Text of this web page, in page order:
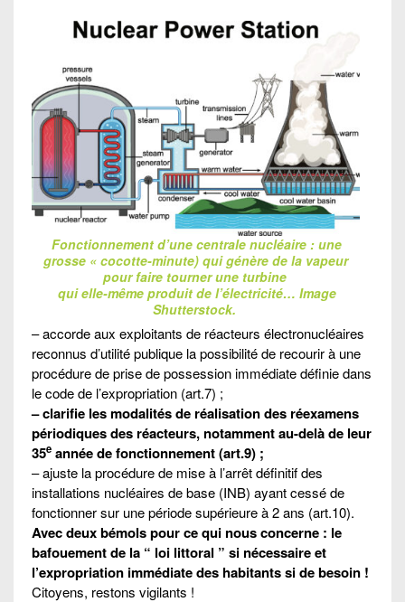
Fonctionnement d’une centrale nucléaire : une
grosse « cocotte-minute) qui génère de la vapeur
pour faire tourner une turbine
qui elle-même produit de l’électricité… Image
Shutterstock.
– accorde aux exploitants de réacteurs électronucléaires
reconnus d’utilité publique la possibilité de recourir à une
procédure de prise de possession immédiate définie dans
le code de l’expropriation (art.7) ;
– clarifie les modalités de réalisation des réexamens
périodiques des réacteurs, notamment au-delà de leur
35e année de fonctionnement (art.9) ;
– ajuste la procédure de mise à l’arrêt définitif des
installations nucléaires de base (INB) ayant cessé de
fonctionner sur une période supérieure à 2 ans (art.10).
Avec deux bémols pour ce qui nous concerne : le
bafouement de la “ loi littoral ” si nécessaire et
l’expropriation immédiate des habitants si de besoin !
Citoyens, restons vigilants !